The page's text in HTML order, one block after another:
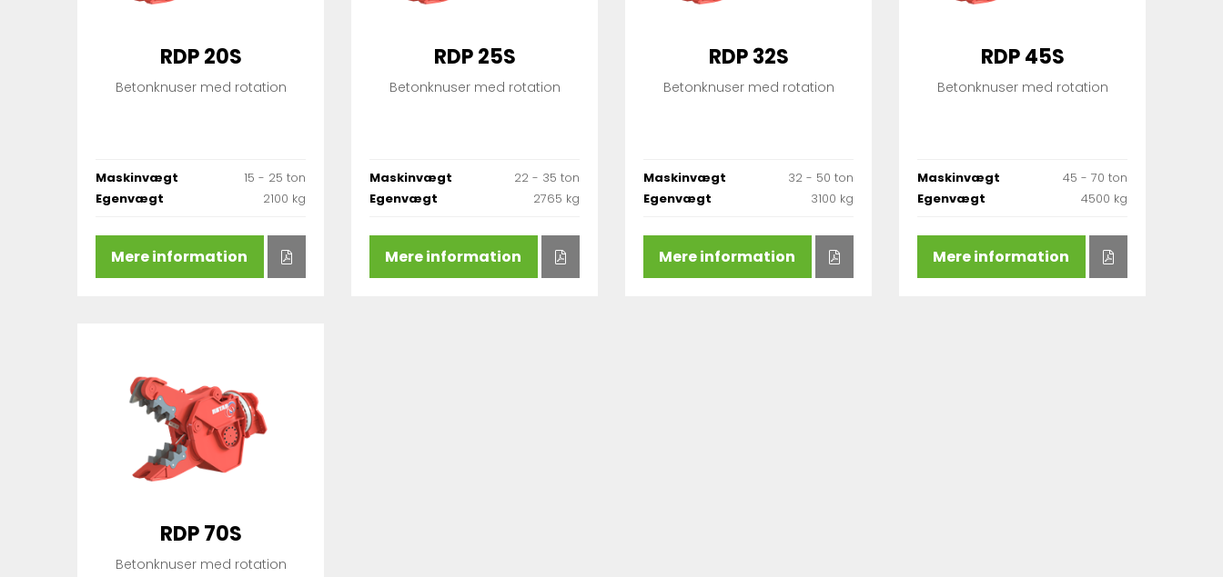
RDP 20S
Betonknuser med rotation
Maskinvægt
15 - 25 ton
Egenvægt
2100 kg
Mere information
RDP 25S
Betonknuser med rotation
Maskinvægt
22 - 35 ton
Egenvægt
2765 kg
Mere information
RDP 32S
Betonknuser med rotation
Maskinvægt
32 - 50 ton
Egenvægt
3100 kg
Mere information
RDP 45S
Betonknuser med rotation
Maskinvægt
45 - 70 ton
Egenvægt
4500 kg
Mere information
RDP 70S
Betonknuser med rotation